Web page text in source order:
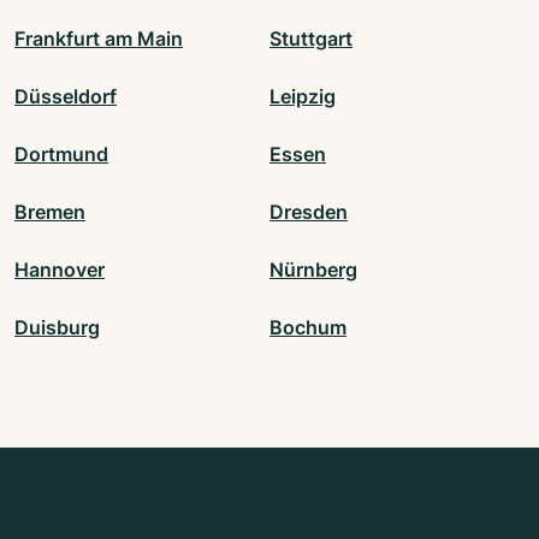
Frankfurt am Main Stuttgart
Düsseldorf Leipzig
Dortmund Essen
Bremen Dresden
Hannover Nürnberg
Duisburg Bochum